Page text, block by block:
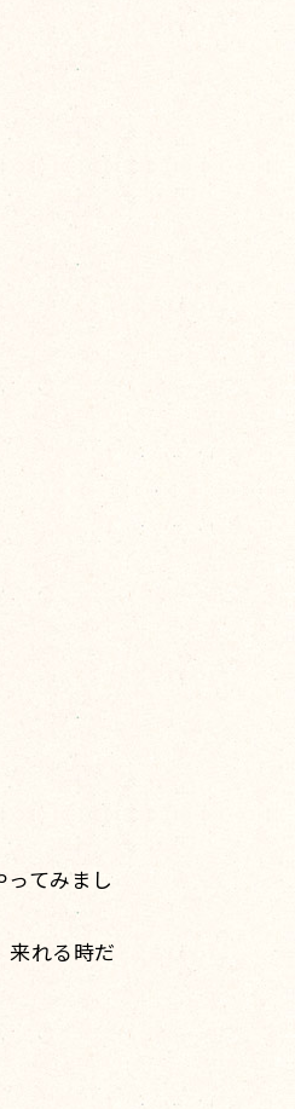
てみまし
来れる時だ